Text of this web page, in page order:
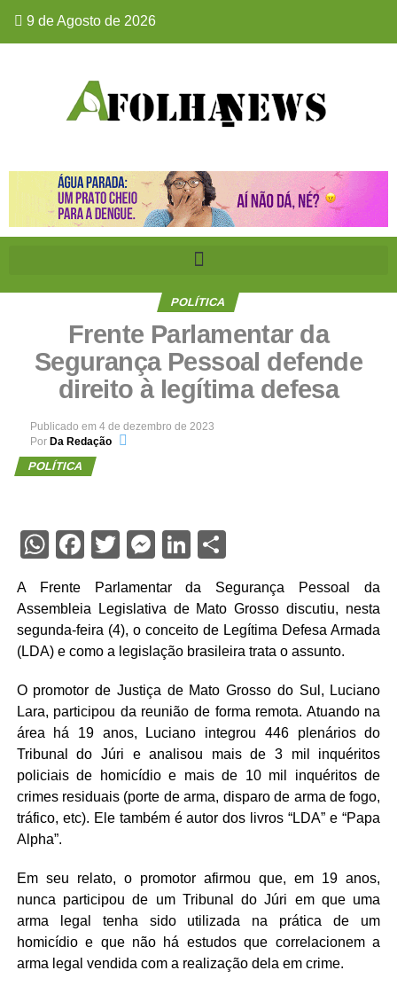
9 de Agosto de 2026
POLÍTICA
Frente Parlamentar da
Segurança Pessoal defende
direito à legítima defesa
Publicado em 4 de dezembro de 2023
Por Da Redação
POLÍTICA
WhatsApp
Facebook
Twitter
Messenger
LinkedIn
Share
A Frente Parlamentar da Segurança Pessoal da
Assembleia Legislativa de Mato Grosso discutiu, nesta
segunda-feira (4), o conceito de Legítima Defesa Armada
(LDA) e como a legislação brasileira trata o assunto.
O promotor de Justiça de Mato Grosso do Sul, Luciano
Lara, participou da reunião de forma remota. Atuando na
área há 19 anos, Luciano integrou 446 plenários do
Tribunal do Júri e analisou mais de 3 mil inquéritos
policiais de homicídio e mais de 10 mil inquéritos de
crimes residuais (porte de arma, disparo de arma de fogo,
tráfico, etc). Ele também é autor dos livros “LDA” e “Papa
Alpha”.
Em seu relato, o promotor afirmou que, em 19 anos,
nunca participou de um Tribunal do Júri em que uma
arma legal tenha sido utilizada na prática de um
homicídio e que não há estudos que correlacionem a
arma legal vendida com a realização dela em crime.